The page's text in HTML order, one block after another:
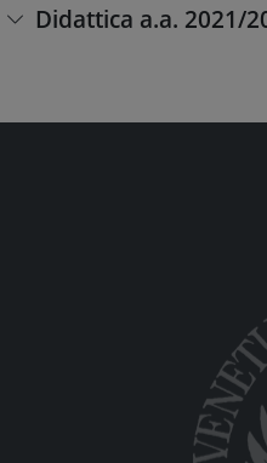
Didattica a.a. 2021/